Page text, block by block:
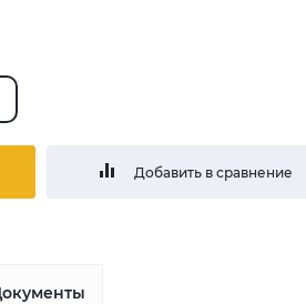
Добавить в сравнение